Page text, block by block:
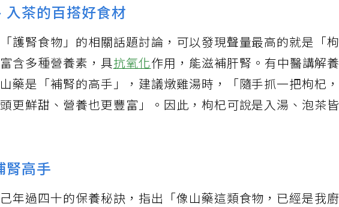
入茶的百搭好食材
護腎食物」的相關話題討論，可以發現聲量最高的就是「枸
含多種營養素，具抗氧化作用，能滋補肝腎。有中醫講解養
藥是「補腎的高手」，建議燉雞湯時，「隨手抓一把枸杞，
更鮮甜、營養也更豐富」。因此，枸杞可說是入湯、泡茶皆
腎高手